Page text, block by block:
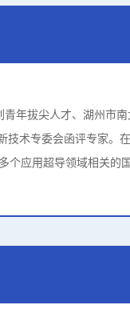
年拔尖人才、湖州市
术专委会函评专家。在
多个应用超导领域相关的